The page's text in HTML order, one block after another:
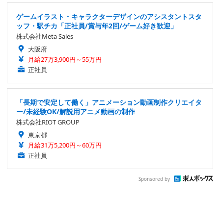
ゲームイラスト・キャラクターデザインのアシスタントスタ
ッフ・駅チカ「正社員/賞与年2回/ゲーム好き歓迎」
株式会社Meta Sales
大阪府
月給27万3,900円～55万円
正社員
「長期で安定して働く」アニメーション動画制作クリエイタ
ー/未経験OK/解説用アニメ動画の制作
株式会社RIOT GROUP
東京都
月給31万5,200円～60万円
正社員
Sponsored by